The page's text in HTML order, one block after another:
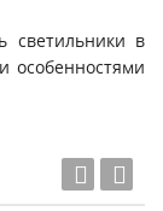
светильники в
особенностями